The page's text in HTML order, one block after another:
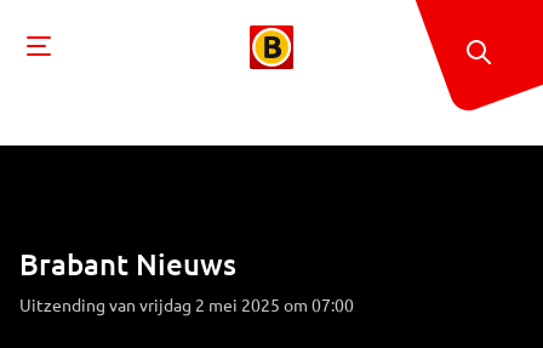
Brabant Nieuws
Uitzending van vrijdag 2 mei 2025 om 07:00